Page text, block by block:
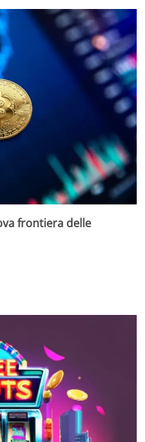
frontiera delle